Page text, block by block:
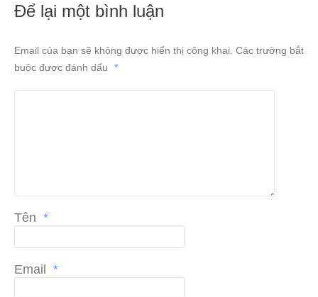
Để lại một bình luận
Email của bạn sẽ không được hiển thị công khai. Các trường bắt
buộc được đánh dấu
*
Tên *
Email *